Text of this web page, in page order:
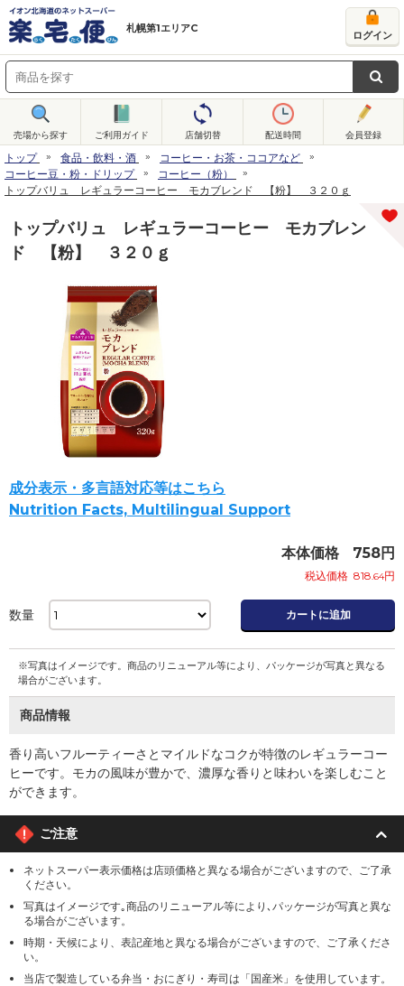
札幌第1エリアC
ログイン
売場から探す ご利用ガイド 店舗切替 配送時間 会員登録
トップ 食品・飲料・酒
コーヒー・お茶・ココアなど
コーヒー豆・粉・ドリップ
コーヒー（粉）
トップバリュ レギュラーコーヒー モカブレンド 【粉】 ３２０ｇ
トップバリュ レギュラーコーヒー モカブレン
ド 【粉】 ３２０ｇ
成分表示・多言語対応等はこちら
Nutrition Facts, Multilingual Support
本体価格 758円
税込価格 818.64円
数量 カートに追加
※写真はイメージです。商品のリニューアル等により、パッケージが写真と異なる
場合がございます。
商品情報
香り高いフルーティーさとマイルドなコクが特徴のレギュラーコー
ヒーです。モカの風味が豊かで、濃厚な香りと味わいを楽しむこと
ができます。
ご注意
ネットスーパー表示価格は店頭価格と異なる場合がございますので、ご了承
ください。
写真はイメージです｡商品のリニューアル等により､パッケージが写真と異な
る場合がございます。
時期・天候により、表記産地と異なる場合がございますので、ご了承くださ
い。
当店で製造している弁当・おにぎり・寿司は「国産米」を使用しています。